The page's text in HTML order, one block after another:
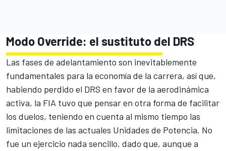
Modo Override: el sustituto del DRS
Las fases de adelantamiento son inevitablemente
fundamentales para la economía de la carrera, así que,
habiendo perdido el DRS en favor de la aerodinámica
activa, la FIA tuvo que pensar en otra forma de facilitar
los duelos, teniendo en cuenta al mismo tiempo las
limitaciones de las actuales Unidades de Potencia. No
fue un ejercicio nada sencillo, dado que, aunque a